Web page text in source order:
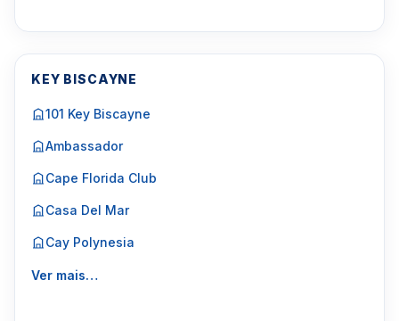
KEY BISCAYNE
101 Key Biscayne
Ambassador
Cape Florida Club
Casa Del Mar
Cay Polynesia
Ver mais…